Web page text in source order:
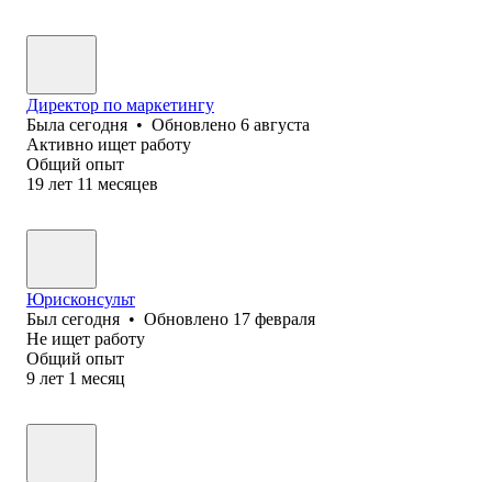
Директор по маркетингу
Была сегодня • Обновлено 6 августа
Активно ищет работу
Общий опыт
19 лет 11 месяцев
Юрисконсульт
Был сегодня • Обновлено 17 февраля
Не ищет работу
Общий опыт
9 лет 1 месяц